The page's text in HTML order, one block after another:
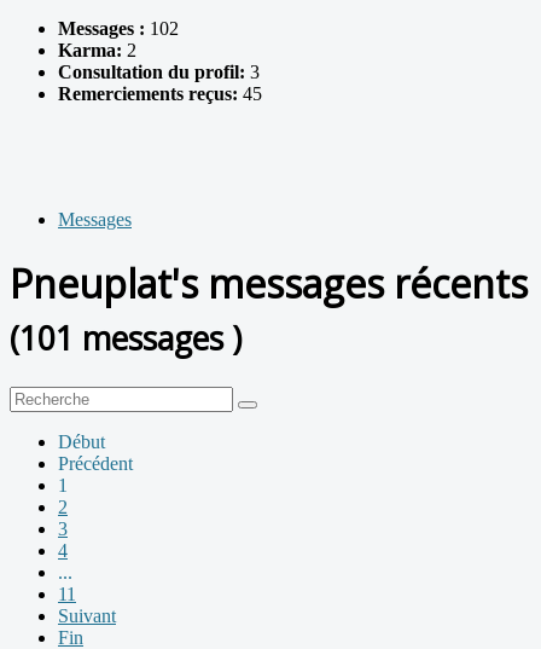
Messages : 102
Karma: 2
Consultation du profil: 3
Remerciements reçus: 45
Messages
Pneuplat's messages récents
(101 messages )
Début
Précédent
1
2
3
4
...
11
Suivant
Fin